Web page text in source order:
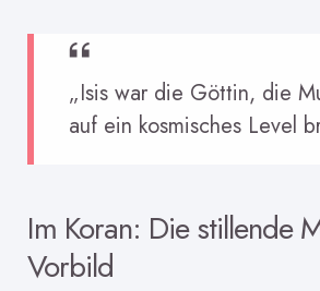
„Isis war die Göttin, die
auf ein kosmisches Level
Im Koran: Die stillende
Vorbild